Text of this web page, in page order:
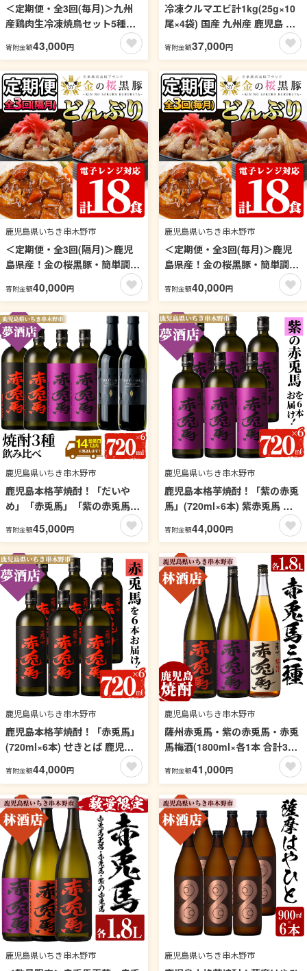
＜定期便・全3回(毎月)＞九州
産鶏肉生冷凍焼鳥セット5種盛
り合わせ(計50本・約1.5kg)×計
3回 国産 九州産 国産鶏 鶏肉 や
きとり 焼き鳥 焼鳥 加工品 惣菜
おかず おつまみ もも ももねぎ
とり皮 ぼんじり ひな 冷凍 小分
け タレ付き【サンクスフー
ズ】【00-079-04-TK】
寄附金額43,000円
冷凍クルマエビ計1kg(25g×10
尾×4袋) 国産 九州産 鹿児島 特
産品 特産 車海老 くるまえび 活
き車えび 車えび 海鮮 魚介 鍋
お鍋 塩焼き 串焼き バーベキュ
ー BBQ エビフライ 天ぷら 刺
身 お刺身 冷凍【ヒガシマル】
【00-118-02】
寄附金額37,000円
鹿児島県いちき串木野市
＜定期便・全3回(隔月)＞鹿児
島県産！金の桜黒豚・簡単調理
どんぶりセット(合計18食・3種
×2P×3回)豚 豚肉 肉 鹿児島 国
産 黒豚 豚丼 中華丼 調理済 レ
ンジ 時短 調理 カレー 惣菜 イ
ンスタント レトルト【エーエ
フ企画】【00-057-42-TK】
寄附金額40,000円
鹿児島県いちき串木野市
＜定期便・全3回(毎月)＞鹿児
島県産！金の桜黒豚・簡単調理
どんぶりセット(合計18食・3種
×2P×全3回)！豚 豚肉 肉 鹿児島
国産 黒豚 豚丼 中華丼 調理済
レンジ 時短 調理 カレー 惣菜
インスタント レトルト【エー
エフ企画】【00-057-41-TK】
寄附金額40,000円
鹿児島県いちき串木野市
鹿児島本格芋焼酎！「だいや
め」「赤兎馬」「紫の赤兎馬」
DAIYAME せきとば 鹿児島 鹿
児島特産 酒 お酒 アルコール 焼
酎 お湯割り 水割り 炭酸割り ロ
ック 晩酌 常温【夢酒店】【99-
026-13】
寄附金額45,000円
鹿児島県いちき串木野市
鹿児島本格芋焼酎！「紫の赤兎
馬」(720ml×6本) 紫赤兎馬 せ
きとば 鹿児島 鹿児島特産 酒 お
酒 アルコール 焼酎 お湯割り 水
割り 炭酸割り ロック 晩酌 常温
【夢酒店】【99-026-12】
寄附金額44,000円
鹿児島県いちき串木野市
鹿児島本格芋焼酎！「赤兎馬」
(720ml×6本) せきとば 鹿児島
鹿児島特産 酒 お酒 アルコール
焼酎 お湯割り 水割り 炭酸割り
ロック 晩酌 常温【夢酒店】
【99-026-11】
寄附金額44,000円
鹿児島県いちき串木野市
薩州赤兎馬・紫の赤兎馬・赤兎
馬梅酒(1800ml×各1本 合計3本
) 鹿児島 鹿児島特産 酒 焼酎 芋
焼酎 飲み比べ セット 1.8L 一升
瓶 うめ酒【林酒店】【99-023-
49】
寄附金額41,000円
鹿児島県いちき串木野市 鹿児島県いちき串木野市